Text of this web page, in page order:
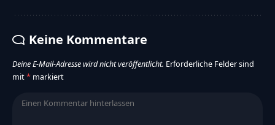
Keine Kommentare
Deine E-Mail-Adresse wird nicht veröffentlicht. Erforderliche Felder sind
mit* markiert